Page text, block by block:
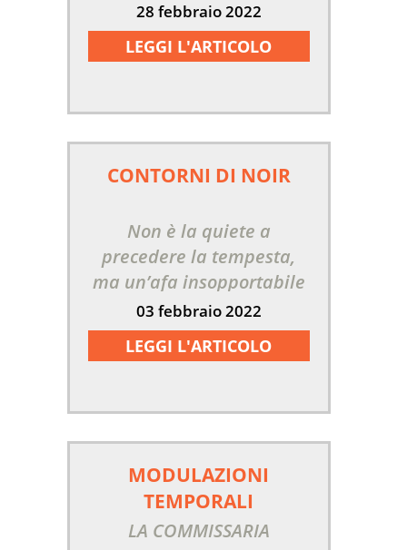
28 febbraio 2022
LEGGI L'ARTICOLO
CONTORNI DI NOIR
Non è la quiete a
precedere la tempesta,
ma un’afa insopportabile
03 febbraio 2022
LEGGI L'ARTICOLO
MODULAZIONI
TEMPORALI
LA COMMISSARIA